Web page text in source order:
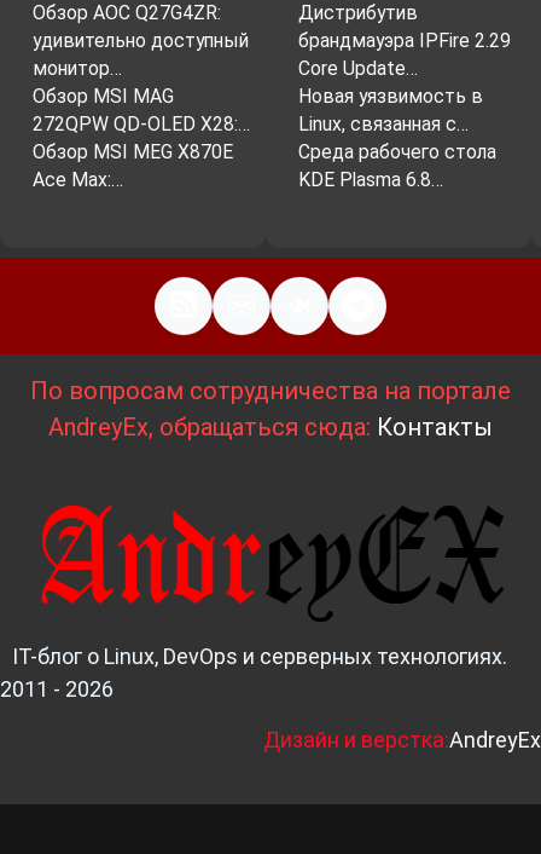
Обзор AOC Q27G4ZR:
удивительно доступный
монитор…
Обзор MSI MAG
272QPW QD-OLED X28:…
Обзор MSI MEG X870E
Ace Max:…
Дистрибутив
брандмауэра IPFire 2.29
Core Update…
Новая уязвимость в
Linux, связанная с…
Среда рабочего стола
KDE Plasma 6.8…
По вопросам сотрудничества на портале
AndreyEx, обращаться сюда: Контакты
IT-блог о Linux, DevOps и серверных технологиях.
2011 - 2026
Дизайн и верстка:AndreyEx